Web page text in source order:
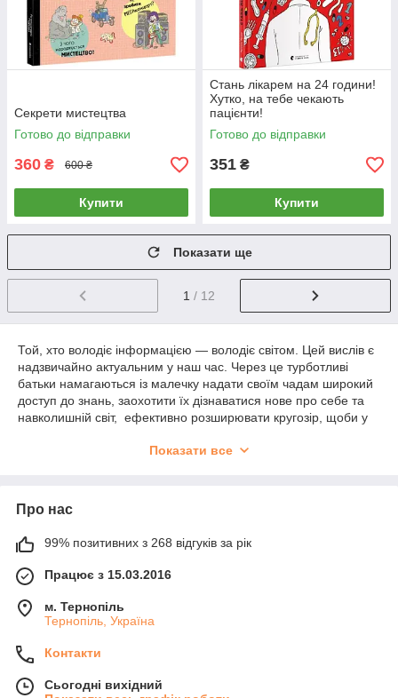
Секрети мистецтва
Готово до відправки
360 ₴ 600 ₴
Купити
Стань лікарем на 24 години!
Хутко, на тебе чекають
пацієнти!
Готово до відправки
351 ₴
Купити
Показати ще
1 / 12
Той, хто володіє інформацією — володіє світом. Цей вислів є
надзвичайно актуальним у наш час. Через це турботливі
батьки намагаються із малечку надати своїм чадам широкий
доступ до знань, заохотити їх дізнаватися нове про себе та
навколишній світ, ефективно розширювати кругозір, щоби у
дивлячись на широкі можливості інтернету, книги впевнено
Інтернет-гуртівня Книжкова Хата має надзвичайно широкий
Незмінним попитом користуються енциклопедії про все на
видання, як правило, мають поважні розміри та вигляд. Тому
ЕНЦИКЛОПЕДІЇ ДЛЯ ДІТЕЙ 3-6 РОКІВ.
ЕНЦИКЛОПЕДІЇ ДЛЯ ДОШКІЛЬНЯТ
Головним заняттям маленьких дітей є пізнання світу. Їх
цікавить все навколо. Вони, в більшості, надзвичайно активні
та наполегливі. Тому читати та розглядати дорослим разом
Показати все
Про нас
99% позитивних з 268 відгуків за рік
Працює з 15.03.2016
м. Тернопіль
Тернопіль, Україна
Контакти
Сьогодні вихідний